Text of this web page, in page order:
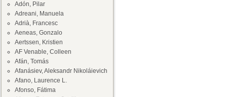
Adón, Pilar
Adreani, Manuela
Adrià, Francesc
Aeneas, Gonzalo
Aertssen, Kristien
AF Venable, Colleen
Afán, Tomás
Afanásiev, Aleksandr Nikoláievich
Afano, Laurence L.
Afonso, Fátima